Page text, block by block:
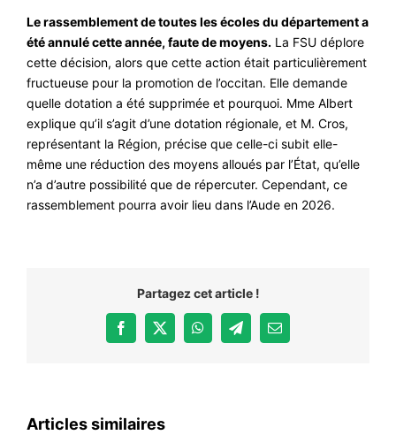
Le rassemblement de toutes les écoles du département a
été annulé cette année, faute de moyens. La FSU déplore
cette décision, alors que cette action était particulièrement
fructueuse pour la promotion de l’occitan. Elle demande
quelle dotation a été supprimée et pourquoi. Mme Albert
explique qu’il s’agit d’une dotation régionale, et M. Cros,
représentant la Région, précise que celle-ci subit elle-
même une réduction des moyens alloués par l’État, qu’elle
n’a d’autre possibilité que de répercuter. Cependant, ce
rassemblement pourra avoir lieu dans l’Aude en 2026.
Partagez cet article !
Facebook
X WhatsAppTelegramEmail
Articles similaires